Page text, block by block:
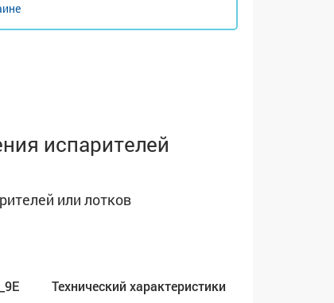
испарителей
или лотков
Технический характеристики